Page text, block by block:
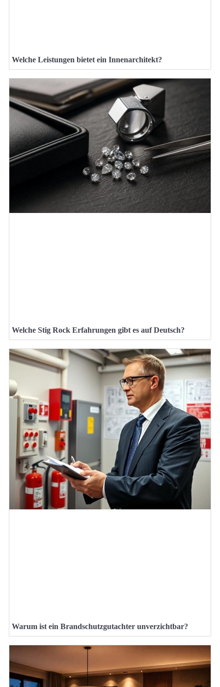
Welche Leistungen bietet ein Innenarchitekt?
Welche Stig Rock Erfahrungen gibt es auf Deutsch?
Warum ist ein Brandschutzgutachter unverzichtbar?